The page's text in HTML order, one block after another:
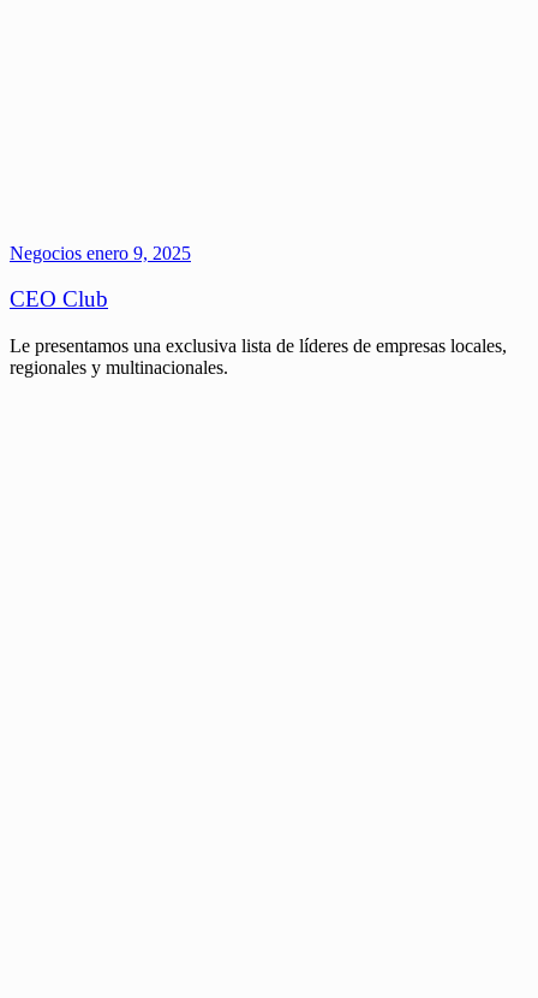
Negocios enero 9, 2025
CEO Club
Le presentamos una exclusiva lista de líderes de empresas locales,
regionales y multinacionales.